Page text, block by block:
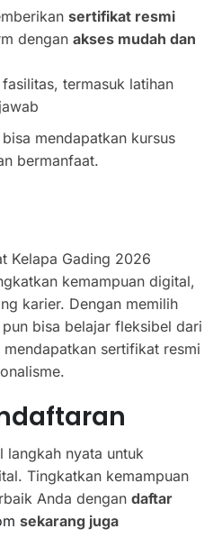
sertifikat resmi
dengan akses mudah dan
termasuk latihan
mendapatkan kursus
bermanfaat.
Kelapa Gading 2026
kemampuan digital,
karier. Dengan memilih
bisa belajar fleksibel dari
sertifikat resmi
langkah nyata untuk
Tingkatkan kemampuan
Anda dengan daftar
sekarang juga